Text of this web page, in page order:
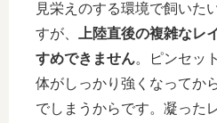
見栄えのする環境で飼いた
すが、 上陸直後の複雑なレ
すめできません。ピンセッ
体がしっかり強くなってか
でしまうからです。凝った